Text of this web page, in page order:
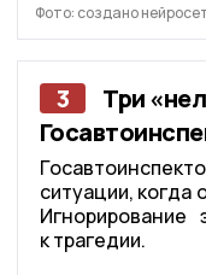
Фото: создано
3
Три
ситуации, когда
к трагедии.